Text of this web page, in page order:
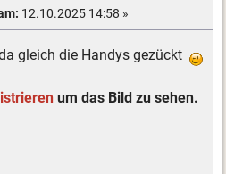
12.10.2025 14:58 »
gleich die Handys gezückt
um das Bild zu sehen.